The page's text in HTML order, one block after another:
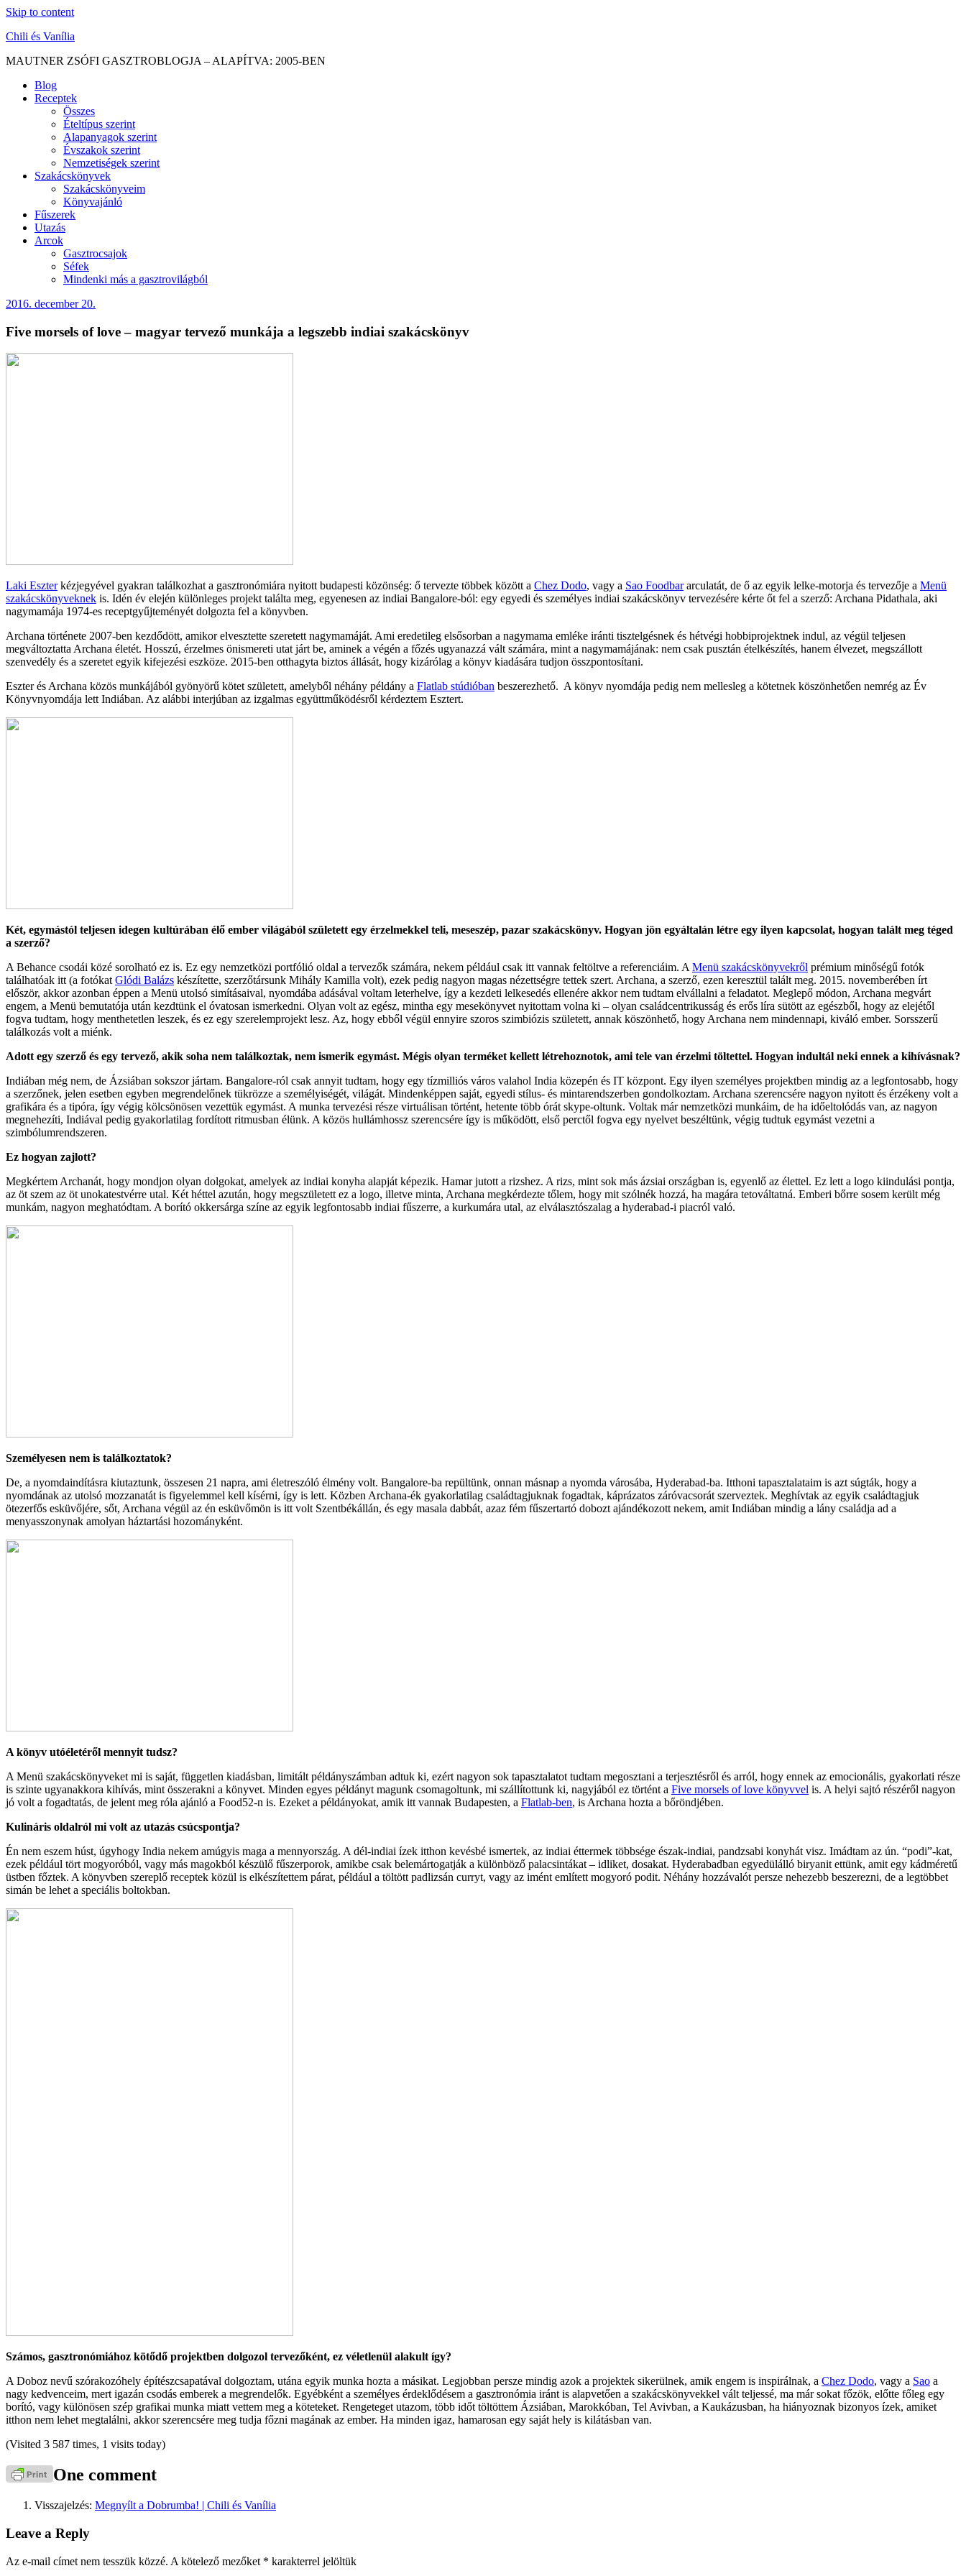
Skip to content
Chili és Vanília
MAUTNER ZSÓFI GASZTROBLOGJA – ALAPÍTVA: 2005-BEN
Blog
Receptek
Összes
Ételtípus szerint
Alapanyagok szerint
Évszakok szerint
Nemzetiségek szerint
Szakácskönyvek
Szakácskönyveim
Könyvajánló
Fűszerek
Utazás
Arcok
Gasztrocsajok
Séfek
Mindenki más a gasztrovilágból
2016. december 20.
Five morsels of love – magyar tervező munkája a legszebb indiai szakácskönyv
Laki Eszterkézjegyével gyakran találkozhat a gasztronómiára nyitott budapesti közönség: ő tervezte többek között a Chez Dodo, vagy a Sao Foodbararculatát, de ő az egyik lelke-motorja és tervezője a Menü
szakácskönyveknek is. Idén év elején különleges projekt találta meg, egyenesen az indiai Bangalore-ból: egy egyedi és személyes indiai szakácskönyv tervezésére kérte őt fel a szerző: Archana Pidathala, aki
nagymamája 1974-es receptgyűjteményét dolgozta fel a könyvben.
Archana története 2007-ben kezdődött, amikor elvesztette szeretett nagymamáját. Ami eredetileg elsősorban a nagymama emléke iránti tisztelgésnek és hétvégi hobbiprojektnek indul, az végül teljesen
megváltoztatta Archana életét. Hosszú, érzelmes önismereti utat járt be, aminek a végén a főzés ugyanazzá vált számára, mint a nagymamájának: nem csak pusztán ételkészítés, hanem élvezet, megszállott
szenvedély és a szeretet egyik kifejezési eszköze. 2015-ben otthagyta biztos állását, hogy kizárólag a könyv kiadására tudjon összpontosítani.
Eszter és Archana közös munkájából gyönyörű kötet született, amelyből néhány példány a Flatlab stúdióban beszerezhető. A könyv nyomdája pedig nem mellesleg a kötetnek köszönhetően nemrég az Év
Könyvnyomdája lett Indiában. Az alábbi interjúban az izgalmas együttműködésről kérdeztem Esztert.
Két, egymástól teljesen idegen kultúrában élő ember világából született egy érzelmekkel teli, meseszép, pazar szakácskönyv. Hogyan jön egyáltalán létre egy ilyen kapcsolat, hogyan talált meg téged
a szerző?
A Behance csodái közé sorolható ez is. Ez egy nemzetközi portfólió oldal a tervezők számára, nekem például csak itt vannak feltöltve a referenciáim. AMenü szakácskönyvekről prémium minőségű fotók
találhatóak itt (a fotókatGlódi Balázs készítette, szerzőtársunk Mihály Kamilla volt), ezek pedig nagyon magas nézettségre tettek szert. Archana, a szerző, ezen keresztül talált meg. 2015. novemberében írt
először, akkor azonban éppen a Menü utolsó simításaival, nyomdába adásával voltam leterhelve, így a kezdeti lelkesedés ellenére akkor nem tudtam elvállalni a feladatot. Meglepő módon, Archana megvárt
engem, a Menü bemutatója után kezdtünk el óvatosan ismerkedni. Olyan volt az egész, mintha egy mesekönyvet nyitottam volna ki – olyan családcentrikusság és erős líra sütött az egészből, hogy az elejétől
fogva tudtam, hogy menthetetlen leszek, és ez egy szerelemprojekt lesz. Az, hogy ebből végül ennyire szoros szimbiózis született, annak köszönhető, hogy Archana nem mindennapi, kiváló ember. Sorsszerű
találkozás volt a miénk.
Adott egy szerző és egy tervező, akik soha nem találkoztak, nem ismerik egymást. Mégis olyan terméket kellett létrehoznotok, ami tele van érzelmi töltettel. Hogyan indultál neki ennek a kihívásnak?
Indiában még nem, de Ázsiában sokszor jártam. Bangalore-ról csak annyit tudtam, hogy egy tízmilliós város valahol India közepén és IT központ. Egy ilyen személyes projektben mindig az a legfontosabb, hogy
a szerzőnek, jelen esetben egyben megrendelőnek tükrözze a személyiségét, világát. Mindenképpen saját, egyedi stílus- és mintarendszerben gondolkoztam. Archana szerencsére nagyon nyitott és érzékeny volt a
grafikára és a tipóra, így végig kölcsönösen vezettük egymást. A munka tervezési része virtuálisan történt, hetente több órát skype-oltunk. Voltak már nemzetközi munkáim, de ha időeltolódás van, az nagyon
megnehezíti, Indiával pedig gyakorlatilag fordított ritmusban élünk. A közös hullámhossz szerencsére így is működött, első perctől fogva egy nyelvet beszéltünk, végig tudtuk egymást vezetni a
szimbólumrendszeren.
Ez hogyan zajlott?
Megkértem Archanát, hogy mondjon olyan dolgokat, amelyek az indiai konyha alapját képezik. Hamar jutott a rizshez. A rizs, mint sok más ázsiai országban is, egyenlő az élettel. Ez lett a logo kiindulási pontja,
az öt szem az öt unokatestvérre utal. Két héttel azután, hogy megszületett ez a logo, illetve minta, Archana megkérdezte tőlem, hogy mit szólnék hozzá, ha magára tetováltatná. Emberi bőrre sosem került még
munkám, nagyon meghatódtam. A borító okkersárga színe az egyik legfontosabb indiai fűszerre, a kurkumára utal, az elválasztószalag a hyderabad-i piacról való.
Személyesen nem is találkoztatok?
De, a nyomdaindításra kiutaztunk, összesen 21 napra, ami életreszóló élmény volt. Bangalore-ba repültünk, onnan másnap a nyomda városába, Hyderabad-ba. Itthoni tapasztalataim is azt súgták, hogy a
nyomdának az utolsó mozzanatát is figyelemmel kell kísérni, így is lett. Közben Archana-ék gyakorlatilag családtagjuknak fogadtak, káprázatos záróvacsorát szerveztek. Meghívtak az egyik családtagjuk
ötezerfős esküvőjére, sőt, Archana végül az én esküvőmön is itt volt Szentbékállán, és egy masala dabbát, azaz fém fűszertartó dobozt ajándékozott nekem, amit Indiában mindig a lány családja ad a
menyasszonynak amolyan háztartási hozományként.
A könyv utóéletéről mennyit tudsz?
A Menü szakácskönyveket mi is saját, független kiadásban, limitált példányszámban adtuk ki, ezért nagyon sok tapasztalatot tudtam megosztani a terjesztésről és arról, hogy ennek az emocionális, gyakorlati része
is szinte ugyanakkora kihívás, mint összerakni a könyvet. Minden egyes példányt magunk csomagoltunk, mi szállítottunk ki, nagyjából ez történt a Five morsels of love könyvvel is. A helyi sajtó részéről nagyon
jó volt a fogadtatás, de jelent meg róla ajánló a Food52-n is. Ezeket a példányokat, amik itt vannak Budapesten, a Flatlab-ben, is Archana hozta a bőröndjében.
Kulináris oldalról mi volt az utazás csúcspontja?
Én nem eszem húst, úgyhogy India nekem amúgyis maga a mennyország. A dél-indiai ízek itthon kevésbé ismertek, az indiai éttermek többsége észak-indiai, pandzsabi konyhát visz. Imádtam az ún. “podi”-kat,
ezek például tört mogyoróból, vagy más magokból készülő fűszerporok, amikbe csak belemártogatják a különböző palacsintákat – idliket, dosakat. Hyderabadban egyedülálló biryanit ettünk, amit egy kádméretű
üstben főztek. A könyvben szereplő receptek közül is elkészítettem párat, például a töltött padlizsán curryt, vagy az imént említett mogyoró podit. Néhány hozzávalót persze nehezebb beszerezni, de a legtöbbet
simán be lehet a speciális boltokban.
Számos, gasztronómiához kötődő projektben dolgozol tervezőként, ez véletlenül alakult így?
A Doboz nevű szórakozóhely építészcsapatával dolgoztam, utána egyik munka hozta a másikat. Legjobban persze mindig azok a projektek sikerülnek, amik engem is inspirálnak, a Chez Dodo, vagy a Sao a
nagy kedvenceim, mert igazán csodás emberek a megrendelők. Egyébként a személyes érdeklődésem a gasztronómia iránt is alapvetően a szakácskönyvekkel vált teljessé, ma már sokat főzök, előtte főleg egy
borító, vagy különösen szép grafikai munka miatt vettem meg a köteteket. Rengeteget utazom, több időt töltöttem Ázsiában, Marokkóban, Tel Avivban, a Kaukázusban, ha hiányoznak bizonyos ízek, amiket
itthon nem lehet megtalálni, akkor szerencsére meg tudja főzni magának az ember. Ha minden igaz, hamarosan egy saját hely is kilátásban van.
(Visited 3 587 times, 1 visits today)
One comment
Visszajelzés: Megnyílt a Dobrumba! | Chili és Vanília
Leave a Reply
Az e-mail címet nem tesszük közzé. A kötelező mezőket * karakterrel jelöltük